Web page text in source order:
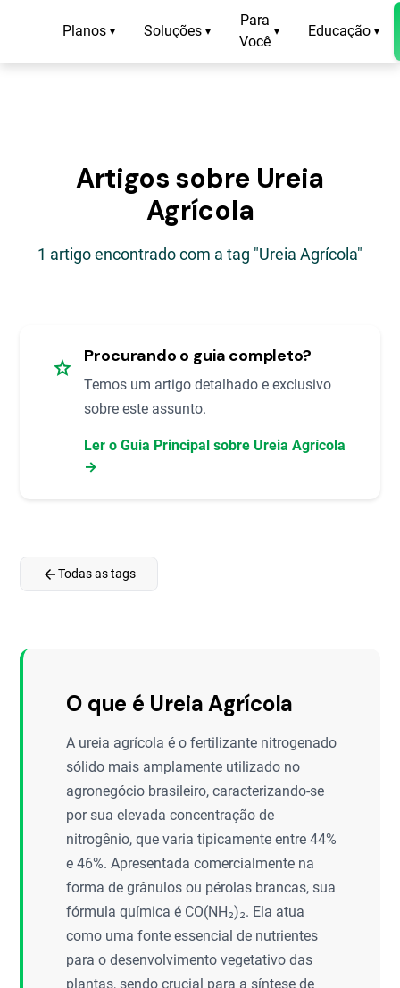
Planos ▾ Soluções ▾
Para
Você
▾ Educação ▾
Artigos sobre Ureia
Agrícola
1 artigo encontrado com a tag "Ureia Agrícola"
star Procurando o guia completo?
Temos um artigo detalhado e exclusivo
sobre este assunto.
Ler o Guia Principal sobre Ureia Agrícola
→
arrow_backTodas as tags
O que é Ureia Agrícola
A ureia agrícola é o fertilizante nitrogenado
sólido mais amplamente utilizado no
agronegócio brasileiro, caracterizando-se
por sua elevada concentração de
nitrogênio, que varia tipicamente entre 44%
e 46%. Apresentada comercialmente na
forma de grânulos ou pérolas brancas, sua
fórmula química é CO(NH₂)₂. Ela atua
como uma fonte essencial de nutrientes
para o desenvolvimento vegetativo das
plantas, sendo crucial para a síntese de